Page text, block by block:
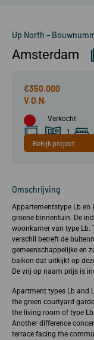
Up North –
Amsterdam
€350.000
Verkocht
49 m²
1
kamer(s)
Bekijk project
Omschrijving
Appartementstype Lb en
groene binnentuin. De
woonkamer van type Lb.
verschil betreft de
gemeenschappelijke en
balkon dat uitkijkt op
De vrij op naam prijs is
Apartment types Lb and
the green courtyard
the living room of type
Another difference
terrace facing the